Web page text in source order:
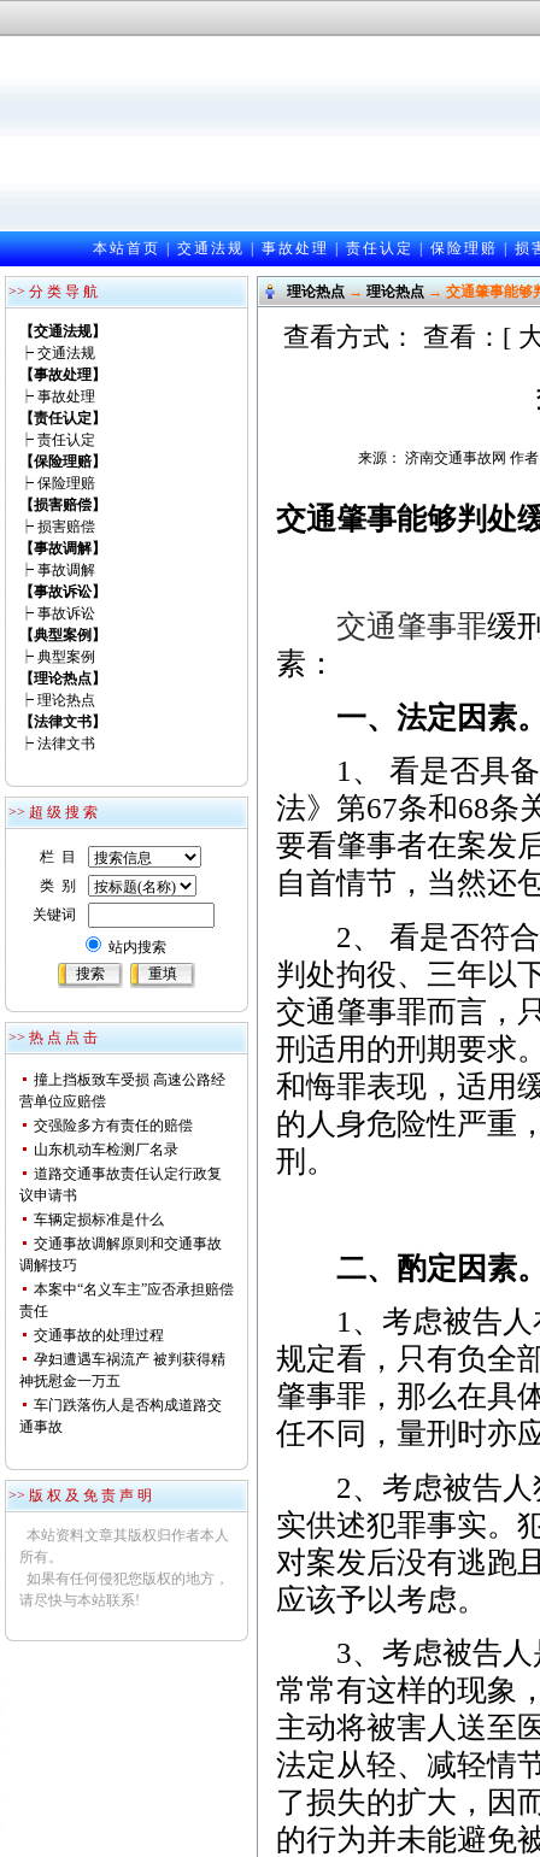
本站首页|交通法规|事故处理|责任认定|保险理赔|损
>> 分 类 导 航
【交通法规】
┝ 交通法规
【事故处理】
┝ 事故处理
【责任认定】
┝ 责任认定
【保险理赔】
┝ 保险理赔
【损害赔偿】
┝ 损害赔偿
【事故调解】
┝ 事故调解
【事故诉讼】
┝ 事故诉讼
【典型案例】
┝ 典型案例
【理论热点】
┝ 理论热点
【法律文书】
┝ 法律文书
>> 超 级 搜 索
栏 目
类 别
关键词
站内搜索
>> 热 点 点 击
撞上挡板致车受损 高速公路经
营单位应赔偿
交强险多方有责任的赔偿
山东机动车检测厂名录
道路交通事故责任认定行政复
议申请书
车辆定损标准是什么
交通事故调解原则和交通事故
调解技巧
本案中“名义车主”应否承担赔偿
责任
交通事故的处理过程
孕妇遭遇车祸流产 被判获得精
神抚慰金一万五
车门跌落伤人是否构成道路交
通事故
>> 版 权 及 免 责 声 明
本站资料文章其版权归作者本人
所有。
如果有任何侵犯您版权的地方，
请尽快与本站联系!
理论热点→理论热点→ 交通肇事能够
查看方式： 查看：[
来源： 济南交通事故网 作
交通肇事能够判处
交通肇事罪缓
素：
一、法定因素
1、 看是否具备
法》第67条和68条
要看肇事者在案发
自首情节，当然还
2、 看是否符合
判处拘役、三年以
交通肇事罪而言，
刑适用的刑期要求
和悔罪表现，适用
的人身危险性严重
刑。
二、酌定因素
1、考虑被告人
规定看，只有负全
肇事罪，那么在具
任不同，量刑时亦
2、考虑被告人
实供述犯罪事实。
对案发后没有逃跑
应该予以考虑。
3、考虑被告人
常常有这样的现象
主动将被害人送至
法定从轻、减轻情
了损失的扩大，因
的行为并未能避免